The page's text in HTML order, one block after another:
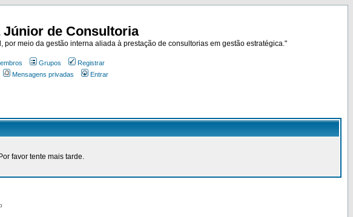
de Consultoria
meio da gestão interna aliada à prestação de consultorias em gestão estratégica."
Grupos
Registrar
Mensagens privadas Entrar
favor tente mais tarde.